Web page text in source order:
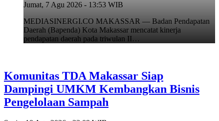
Jumat, 7 Agu 2026 - 13:53 WIB
MEDIASINERGI.CO MAKASSAR — Badan Pendapatan
Daerah (Bapenda) Kota Makassar mencatat kinerja
pendapatan daerah pada triwulan II…
Komunitas TDA Makassar Siap
Dampingi UMKM Kembangkan Bisnis
Pengelolaan Sampah